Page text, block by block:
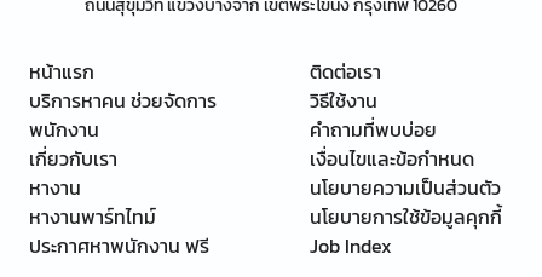
หน้าแรก
บริการหาคน ช่วยจัดการ
พนักงาน
เกี่ยวกับเรา
หางาน
หางานพาร์ทไทม์
ประกาศหาพนักงาน ฟรี
ติดต่อเรา
วิธีใช้งาน
คำถามที่พบบ่อย
เงื่อนไขและข้อกำหนด
นโยบายความเป็นส่วนตัว
นโยบายการใช้ข้อมูลคุกกี้
Job Index